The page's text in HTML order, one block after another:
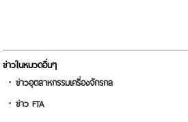
ข่าวในหมวดอื่นๆ
ข่าวอุตสาหกรรมเครื่องจักรกล
ข่าว FTA